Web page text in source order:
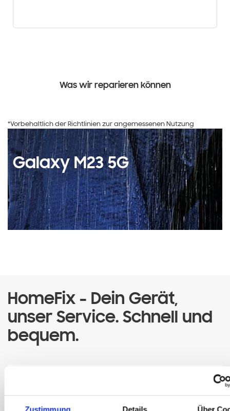
Zustimmung Details Über
Was wir reparieren können
*Vorbehaltlich der Richtlinien zur angemessenen Nutzung
Galaxy M23 5G
HomeFix - Dein Gerät,
unser Service. Schnell und
bequem.